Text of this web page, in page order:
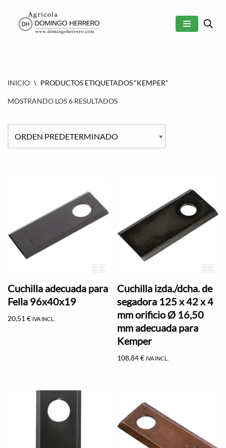
SALTAR
INICIO \ PRODUCTOS ETIQUETADOS “KEMPER”
MOSTRANDO LOS 6 RESULTADOS
Cuchilla adecuada para
Fella 96x40x19
20,51 € IVA INCL.
Cuchilla izda./dcha. de
segadora 125 x 42 x 4
mm orificio Ø 16,50
mm adecuada para
Kemper
108,84€ IVA INCL.